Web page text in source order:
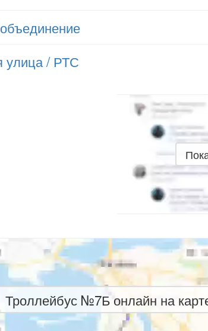
улица / РТС
Троллейбус №7Б онлайн на